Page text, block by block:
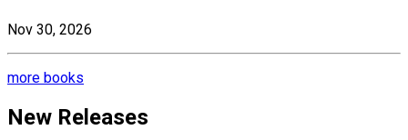
Nov 30, 2026
more books
New Releases